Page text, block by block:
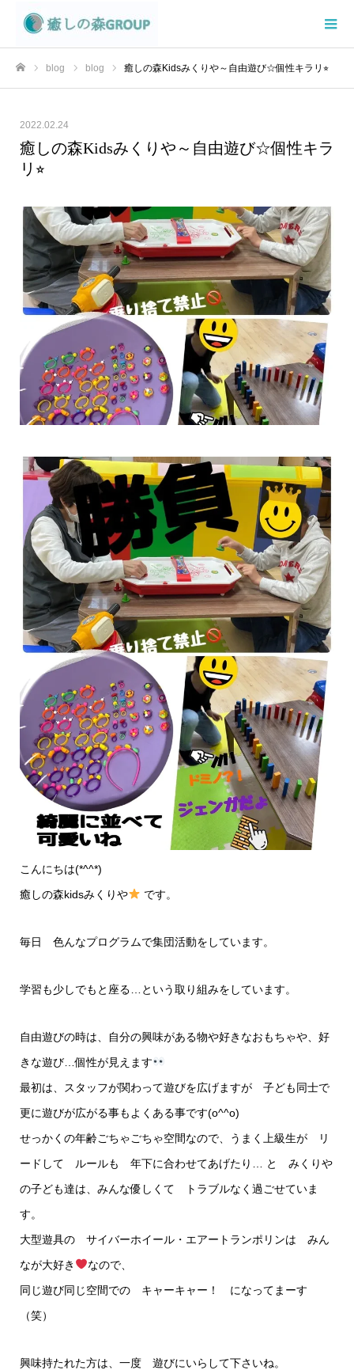
blog blog 癒しの森Kidsみくりや～自由遊び☆個性キラリ⭐︎
2022.02.24
癒しの森Kidsみくりや～自由遊び☆個性キラ
リ⭐︎
こんにちは(*^^*)
癒しの森kidsみくりや
です。
毎日 色んなプログラムで集団活動をしています。
学習も少しでもと座る…という取り組みをしています。
自由遊びの時は、自分の興味がある物や好きなおもちゃや、好
きな遊び…個性が見えます
最初は、スタッフが関わって遊びを広げますが 子ども同士で
更に遊びが広がる事もよくある事です(o^^o)
せっかくの年齢ごちゃごちゃ空間なので、うまく上級生が リ
ードして ルールも 年下に合わせてあげたり… と みくりや
の子ども達は、みんな優しくて トラブルなく過ごせていま
す。
大型遊具の サイバーホイール・エアートランポリンは みん
なが大好き
なので、
同じ遊び同じ空間での キャーキャー！ になってまーす
（笑）
興味持たれた方は、一度 遊びにいらして下さいね。